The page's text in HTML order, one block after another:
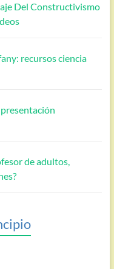
Del Constructivismo
recursos ciencia
de adultos,